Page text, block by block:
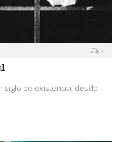
2
siglo de existencia, desde